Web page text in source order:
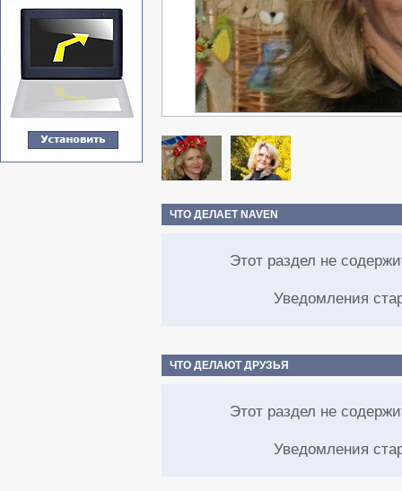
ЧТО ДЕЛАЕТ NAVEN
Этот раздел не
Уведомления
ЧТО ДЕЛАЮТ ДРУЗЬЯ
Этот раздел не
Уведомления